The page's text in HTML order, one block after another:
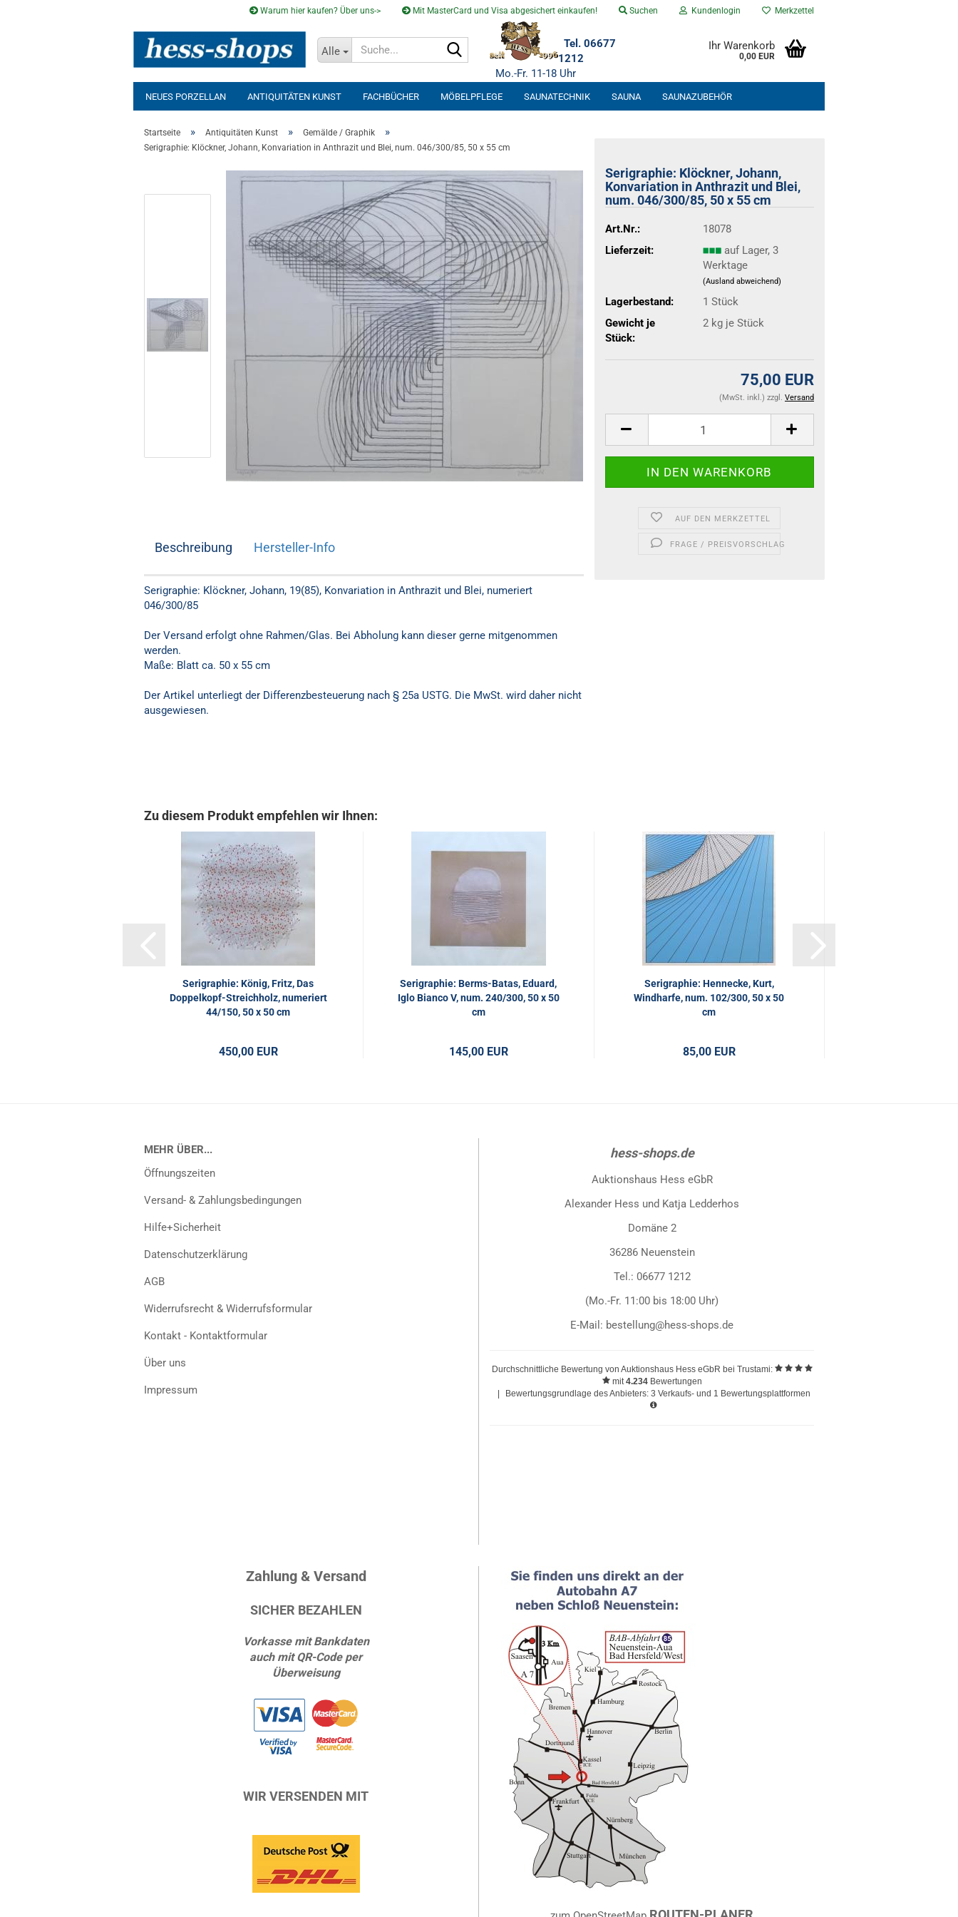
Warum hier kaufen? Über uns-> Mit MasterCard und Visa abgesichert einkaufen! Suchen Kundenlogin Merkzettel
Alle
Suche...
Tel. 06677
1212
Mo.-Fr. 11-18 Uhr
Ihr Warenkorb
0,00 EUR
NEUES PORZELLAN ANTIQUITÄTEN KUNST FACHBÜCHER MÖBELPFLEGE SAUNATECHNIK SAUNA SAUNAZUBEHÖR
Startseite » Antiquitäten Kunst » Gemälde / Graphik »
Serigraphie: Klöckner, Johann, Konvariation in Anthrazit und Blei, num. 046/300/85, 50 x 55 cm
Serigraphie: Klöckner, Johann,
Konvariation in Anthrazit und Blei,
num. 046/300/85, 50 x 55 cm
Art.Nr.:
18078
Lieferzeit:
auf Lager, 3
Werktage
(Ausland abweichend)
Lagerbestand: 1 Stück
Gewicht je
Stück:
2kg je Stück
75,00 EUR
(MwSt. inkl.) zzgl. Versand
AUF DEN MERKZETTEL
FRAGE / PREISVORSCHLAG
Beschreibung Hersteller-Info
Serigraphie: Klöckner, Johann, 19(85), Konvariation in Anthrazit und Blei, numeriert
046/300/85
Der Versand erfolgt ohne Rahmen/Glas. Bei Abholung kann dieser gerne mitgenommen
werden.
Maße: Blatt ca. 50 x 55 cm
Der Artikel unterliegt der Differenzbesteuerung nach § 25a USTG. Die MwSt. wird daher nicht
ausgewiesen.
Zu diesem Produkt empfehlen wir Ihnen:
Serigraphie: König, Fritz, Das
Doppelkopf-Streichholz, numeriert
44/150, 50 x 50 cm
450,00 EUR
Serigraphie: Berms-Batas, Eduard,
Iglo Bianco V, num. 240/300, 50 x 50
cm
145,00 EUR
Serigraphie: Hennecke, Kurt,
Windharfe, num. 102/300, 50 x 50
cm
85,00 EUR
MEHR ÜBER...
Öffnungszeiten
Versand- & Zahlungsbedingungen
Hilfe+Sicherheit
Datenschutzerklärung
AGB
Widerrufsrecht & Widerrufsformular
Kontakt - Kontaktformular
Über uns
Impressum
hess-shops.de
Auktionshaus Hess eGbR
Alexander Hess und Katja Ledderhos
Domäne 2
36286 Neuenstein
Tel.: 06677 1212
(Mo.-Fr. 11:00 bis 18:00 Uhr)
E-Mail: bestellung@hess-shops.de
Durchschnittliche Bewertung von Auktionshaus Hess eGbR bei Trustami:
mit4.234 Bewertungen
Bewertungsgrundlage des Anbieters: 3 Verkaufs- und 1 Bewertungsplattformen
Zahlung & Versand
SICHER BEZAHLEN
Vorkasse mit Bankdaten
auch mit QR-Code per
Überweisung
WIR VERSENDEN MIT